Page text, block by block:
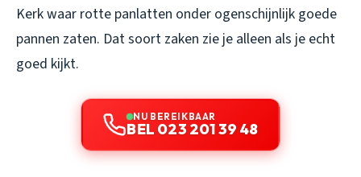
Kerk waar rotte panlatten onder ogenschijnlijk goede
pannen zaten. Dat soort zaken zie je alleen als je echt
goed kijkt.
NU BEREIKBAAR
BEL 023 201 39 48